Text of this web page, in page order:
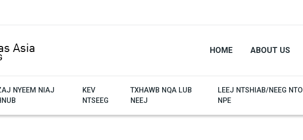
HOME ABOUT US
NYEEM NIAJ
KEV
NTSEEG
TXHAWB NQA LUB
NEEJ
LEEJ NTSHIAB/NEEG NTO
NPE